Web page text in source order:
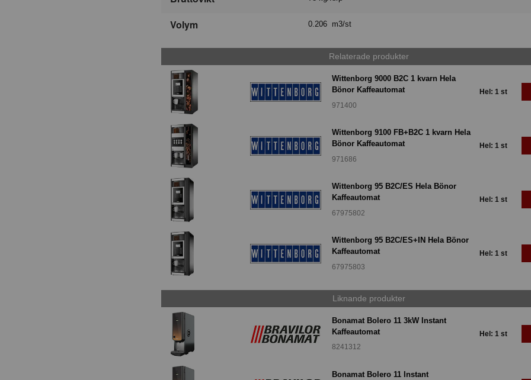
Volym 0.206 m3/st
Relaterade produkter
Wittenborg 9000 B2C 1 kvarn Hela
Bönor Kaffeautomat
971400
Hel: 1 st
Wittenborg 9100 FB+B2C 1 kvarn Hela
Bönor Kaffeautomat
971686
Hel: 1 st
Wittenborg 95 B2C/ES Hela Bönor
Kaffeautomat
67975802
Hel: 1 st
Wittenborg 95 B2C/ES+IN Hela Bönor
Kaffeautomat
67975803
Hel: 1 st
Liknande produkter
Bonamat Bolero 11 3kW Instant
Kaffeautomat
8241312
Hel: 1 st
Bonamat Bolero 11 Instant